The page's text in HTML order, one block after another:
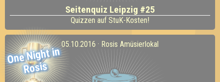
Seitenquiz Leipzig #25
Quizzen auf StuK-Kosten!
One
Night in
Rosis
05.10.2016 · Rosis Amüsierlokal